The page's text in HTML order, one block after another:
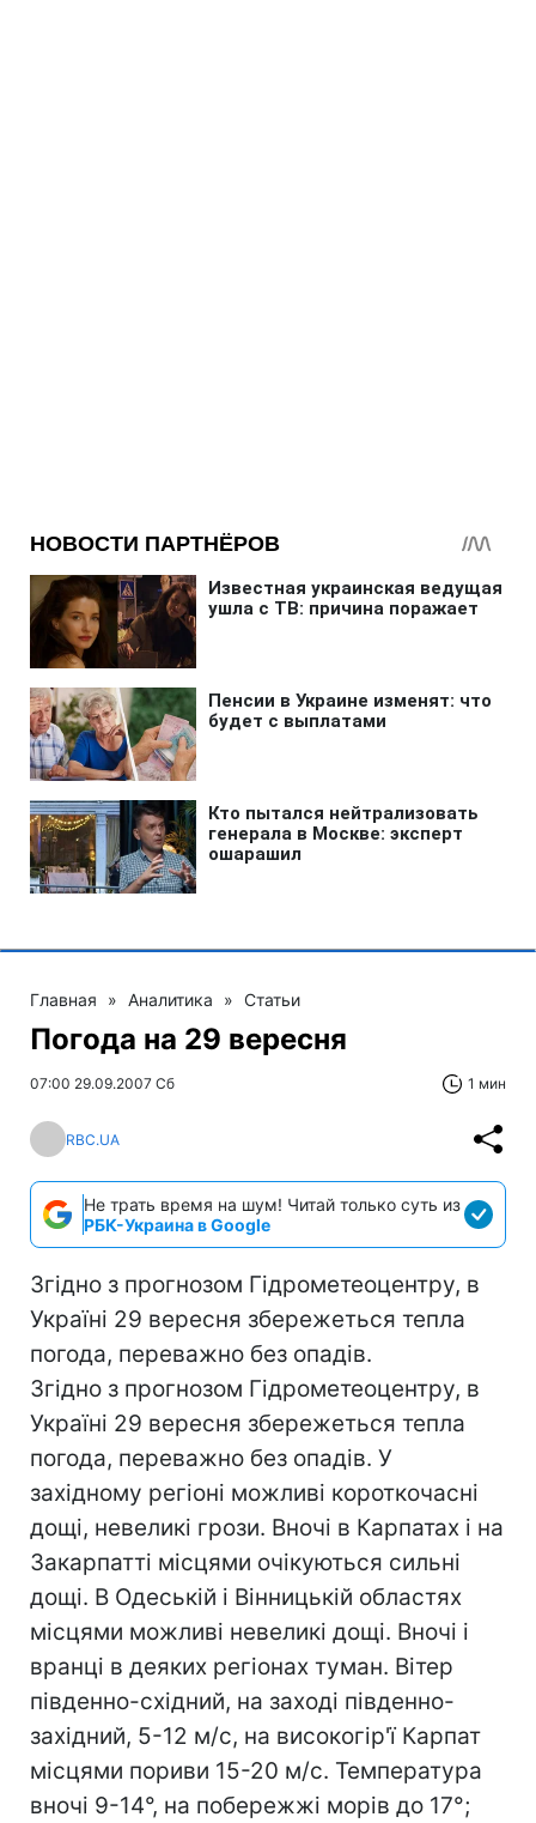
Главная » Аналитика » Статьи
Погода на 29 вересня
07:00 29.09.2007 Сб 1 мин
RBC.UA
Не трать время на шум! Читай только суть из
РБК-Украина в Google
Згідно з прогнозом Гідрометеоцентру, в
Україні 29 вересня збережеться тепла
погода, переважно без опадів.
Згідно з прогнозом Гідрометеоцентру, в
Україні 29 вересня збережеться тепла
погода, переважно без опадів. У
західному регіоні можливі короткочасні
дощі, невеликі грози. Вночі в Карпатах і на
Закарпатті місцями очікуються сильні
дощі. В Одеській і Вінницькій областях
місцями можливі невеликі дощі. Вночі і
вранці в деяких регіонах туман. Вітер
південно-східний, на заході південно-
західний, 5-12 м/с, на високогір'ї Карпат
місцями пориви 15-20 м/с. Температура
вночі 9-14°, на побережжі морів до 17°;